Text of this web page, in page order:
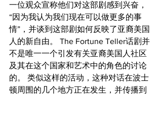
一位观众宣称他们对这部剧感到兴奋，
“因为我认为我们现在可以做更多的事
情”，并谈到这部剧如何反映了亚裔美国
人的新自由。 The Fortune Teller话剧并
不是唯一一个引发有关亚裔美国人社区
及其在这个国家和艺术中的角色的讨论
的。 类似这样的活动，这种对话在波士
顿周围的几个地方正在发生，并传播到